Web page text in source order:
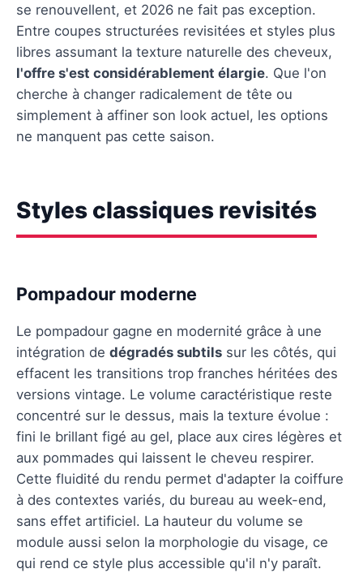
Coiffures pratiques pour le quotidien
Questions fréquentes
se renouvellent, et 2026 ne fait pas exception.
Entre coupes structurées revisitées et styles plus
libres assumant la texture naturelle des cheveux,
l'offre s'est considérablement élargie. Que l'on
cherche à changer radicalement de tête ou
simplement à affiner son look actuel, les options
ne manquent pas cette saison.
Styles classiques revisités
Pompadour moderne
Le pompadour gagne en modernité grâce à une
intégration de dégradés subtils sur les côtés, qui
effacent les transitions trop franches héritées des
versions vintage. Le volume caractéristique reste
concentré sur le dessus, mais la texture évolue :
fini le brillant figé au gel, place aux cires légères et
aux pommades qui laissent le cheveu respirer.
Cette fluidité du rendu permet d'adapter la coiffure
à des contextes variés, du bureau au week-end,
sans effet artificiel. La hauteur du volume se
module aussi selon la morphologie du visage, ce
qui rend ce style plus accessible qu'il n'y paraît.